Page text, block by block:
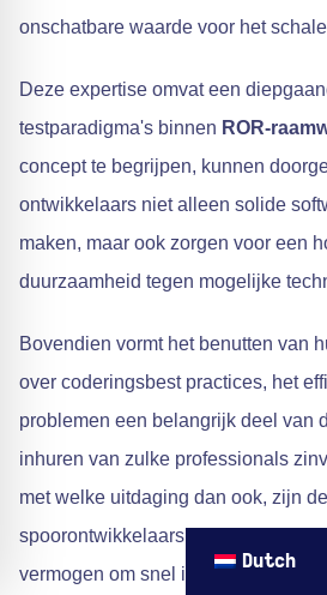
onschatbare waarde voor het
Deze expertise omvat een
testparadigma's binnen ROR-
concept te begrijpen, kunnen
ontwikkelaars niet alleen solide
maken, maar ook zorgen voor een
duurzaamheid tegen mogelijke
Bovendien vormt het benutten van
over coderingsbest practices, het
problemen een belangrijk deel van
inhuren van zulke professionals
met welke uitdaging dan ook, zijn
spoorontwikkelaars onvervangbaar
vermogen om snel innovatieve
Dutch